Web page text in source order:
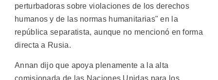
perturbadoras sobre violaciones de los derechos
humanos y de las normas humanitarias" en la
república separatista, aunque no mencionó en forma
directa a Rusia.
Annan dijo que apoya plenamente a la alta
comisionada de las Naciones Unidas para los